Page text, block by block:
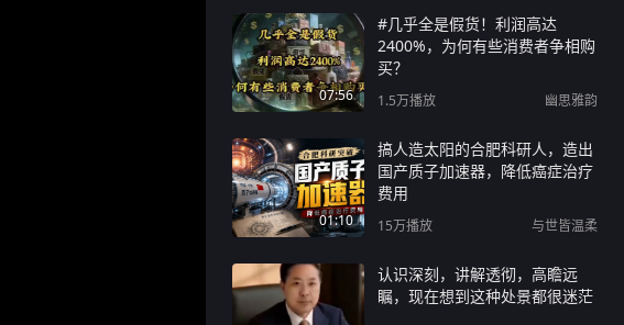
07:56
#几乎全是假货！利润高达
2400%，为何有些消费者争相购
买？
1.5万播放 幽思雅韵
01:10
搞人造太阳的合肥科研人，造出
国产质子加速器，降低癌症治疗
费用
15万播放 与世皆温柔
认识深刻，讲解透彻，高瞻远
瞩，现在想到这种处景都很迷茫